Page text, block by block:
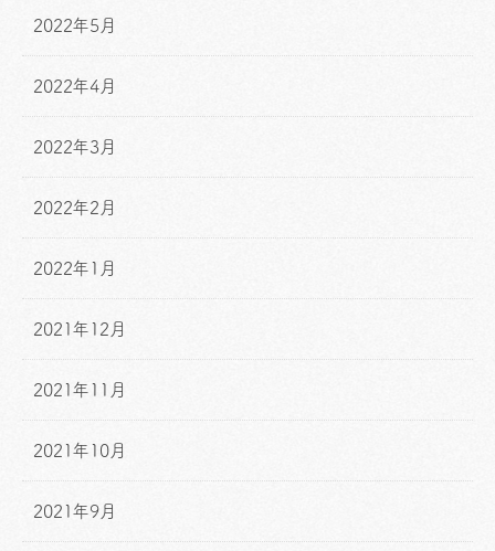
2022年5月
2022年4月
2022年3月
2022年2月
2022年1月
2021年12月
2021年11月
2021年10月
2021年9月